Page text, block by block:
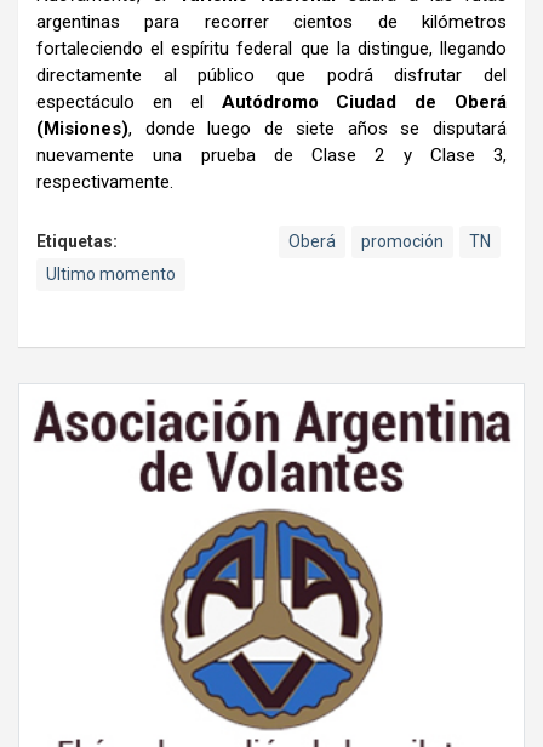
argentinas para recorrer cientos de kilómetros
fortaleciendo el espíritu federal que la distingue, llegando
directamente al público que podrá disfrutar del
espectáculo en el Autódromo Ciudad de Oberá
(Misiones), donde luego de siete años se disputará
nuevamente una prueba de Clase 2 y Clase 3,
respectivamente.
Etiquetas: Oberá promoción
TN
Ultimo momento